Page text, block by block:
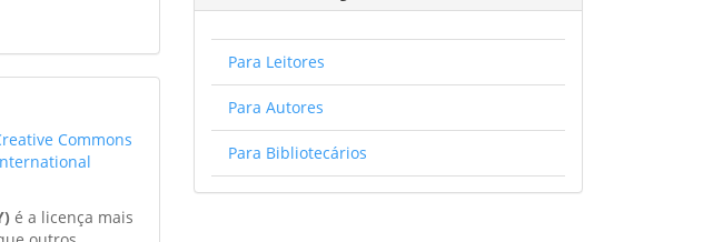
Commons
é a licença mais
Para Leitores
Para Autores
Para Bibliotecários